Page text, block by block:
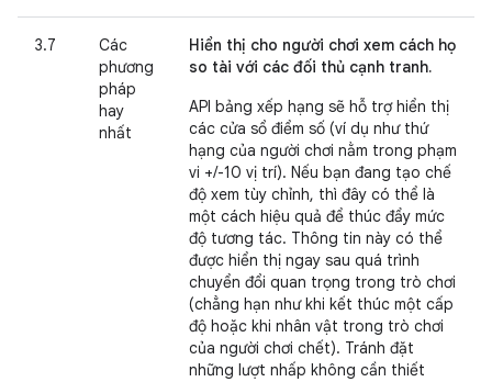
3.7
Các
phương
pháp
hay
nhất
Hiển thị cho người chơi xem cách họ
so tài với các đối thủ cạnh tranh.
API bảng xếp hạng sẽ hỗ trợ hiển thị
các cửa sổ điểm số (ví dụ như thứ
hạng của người chơi nằm trong phạm
vi +/-10 vị trí). Nếu bạn đang tạo chế
độ xem tùy chỉnh, thì đây có thể là
một cách hiệu quả để thúc đẩy mức
độ tương tác. Thông tin này có thể
được hiển thị ngay sau quá trình
chuyển đổi quan trọng trong trò chơi
(chẳng hạn như khi kết thúc một cấp
độ hoặc khi nhân vật trong trò chơi
của người chơi chết). Tránh đặt
những lượt nhấp không cần thiết